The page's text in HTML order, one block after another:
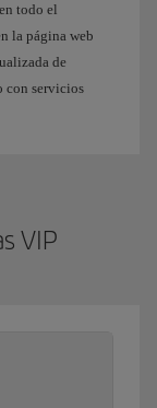
todo el
la página web
de
con servicios
VIP